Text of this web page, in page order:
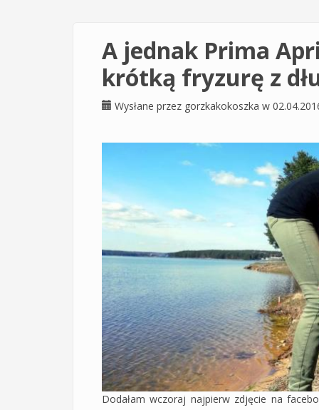
A jednak Prima
krótką fryzurę z
Wysłane przez gorzkakokoszka w
Dodałam wczoraj najpierw zdjęcie na